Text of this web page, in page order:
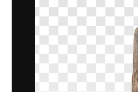
La plataforma
trabajo. Más
entre
estudios.
Español